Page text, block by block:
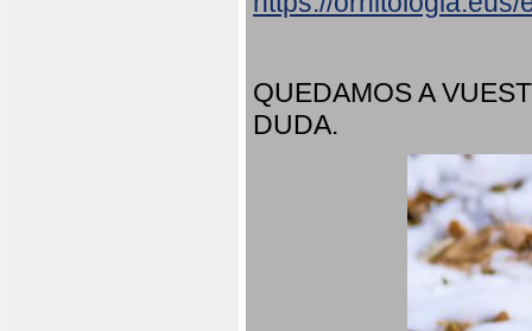
QUEDAMOS A
DUDA.